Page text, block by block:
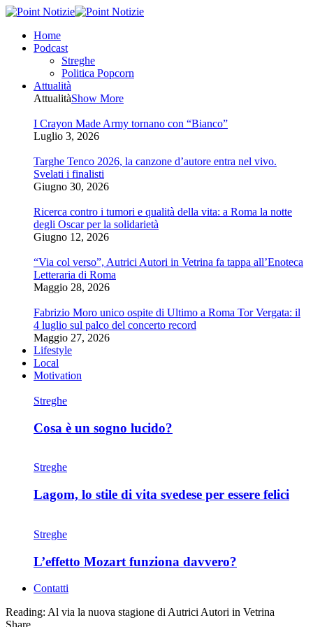
Home
Podcast
Streghe
Politica Popcorn
Attualità
AttualitàShow More
I Crayon Made Army tornano con “Bianco”
Luglio 3, 2026
Targhe Tenco 2026, la canzone d’autore entra nel vivo.
Svelati i finalisti
Giugno 30, 2026
Ricerca contro i tumori e qualità della vita: a Roma la notte
degli Oscar per la solidarietà
Giugno 12, 2026
“Via col verso”, Autrici Autori in Vetrina fa tappa all’Enoteca
Letteraria di Roma
Maggio 28, 2026
Fabrizio Moro unico ospite di Ultimo a Roma Tor Vergata: il
4 luglio sul palco del concerto record
Maggio 27, 2026
Lifestyle
Local
Motivation
Streghe
Cosa è un sogno lucido?
Streghe
Lagom, lo stile di vita svedese per essere felici
Streghe
L’effetto Mozart funziona davvero?
Contatti
Reading: Al via la nuova stagione di Autrici Autori in Vetrina